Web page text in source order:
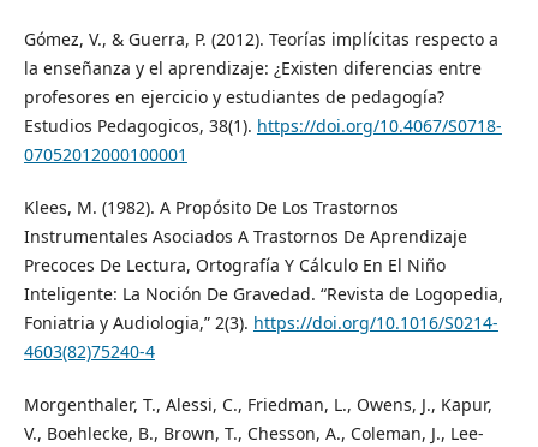
Gómez, V., & Guerra, P. (2012). Teorías implícitas respecto a
la enseñanza y el aprendizaje: ¿Existen diferencias entre
profesores en ejercicio y estudiantes de pedagogía?
Estudios Pedagogicos, 38(1). https://doi.org/10.4067/S0718-
07052012000100001
Klees, M. (1982). A Propósito De Los Trastornos
Instrumentales Asociados A Trastornos De Aprendizaje
Precoces De Lectura, Ortografía Y Cálculo En El Niño
Inteligente: La Noción De Gravedad. “Revista de Logopedia,
Foniatria y Audiologia,” 2(3). https://doi.org/10.1016/S0214-
4603(82)75240-4
Morgenthaler, T., Alessi, C., Friedman, L., Owens, J., Kapur,
V., Boehlecke, B., Brown, T., Chesson, A., Coleman, J., Lee-